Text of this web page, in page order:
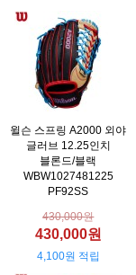
윌슨 스프링 A2000 외야
글러브 12.25인치
블론드/블랙
WBW1027481225
PF92SS
430,000원
430,000원
4,100원 적립